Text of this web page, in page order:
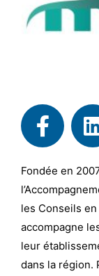
Fondée en
les Conseils en
accompagne
leur
dans la région.